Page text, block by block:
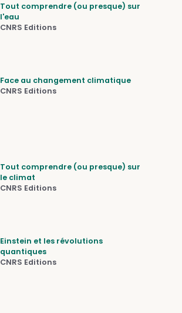
Tout comprendre (ou presque) sur
l'eau
CNRS Editions
Face au changement climatique
CNRS Editions
Tout comprendre (ou presque) sur
le climat
CNRS Editions
Einstein et les révolutions
quantiques
CNRS Editions